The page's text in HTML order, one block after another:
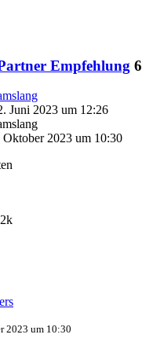
Empfehlung 6
Juni 2023 um 12:26
Oktober 2023 um 10:30
2023 um 10:30